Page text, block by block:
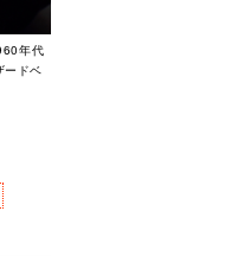
年代
ードベ